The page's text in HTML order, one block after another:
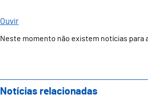
Ouvir
Neste momento não existem notícias para
Notícias relacionadas